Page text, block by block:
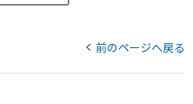
前のページへ戻る